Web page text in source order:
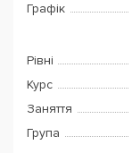
Графік
Рівні
Курс
Заняття
Група